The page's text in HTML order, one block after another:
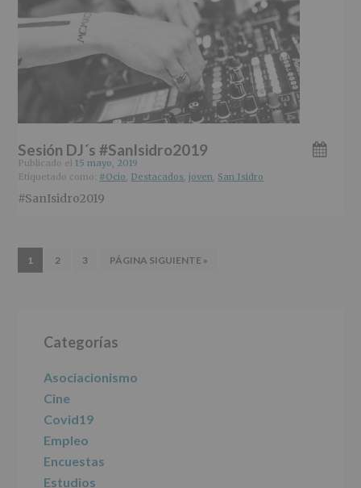
Sesión DJ´s #SanIsidro2019
Publicado el15 mayo, 2019
Etiquetado como: #Ocio Destacados ,joven San Isidro
#SanIsidro2019
IR
A
1
IR
2
IR
3
IR
PÁGINA SIGUIENTE »
lateral
principal
Categorías
Asociacionismo
Cine
Covid19
Empleo
Encuestas
Estudios